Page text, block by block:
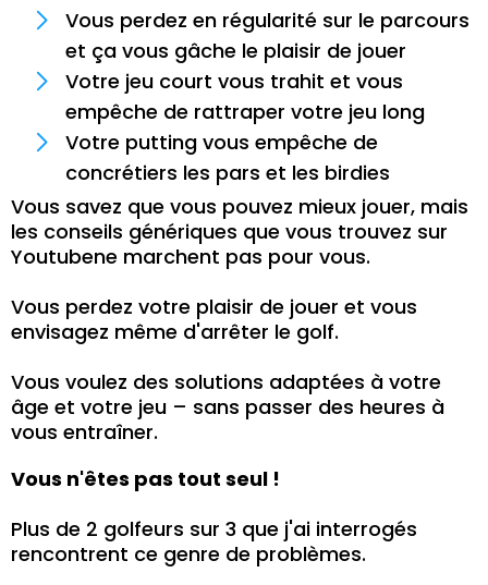
Vous perdez en régularité sur le parcours
et ça vous gâche le plaisir de jouer
Votre jeu court vous trahit et vous
empêche de rattraper votre jeu long
Votre putting vous empêche de
concrétiers les pars et les birdies
Vous savez que vous pouvez mieux jouer, mais
les conseils génériques que vous trouvez sur
Youtubene marchent pas pour vous.
Vous perdez votre plaisir de jouer et vous
envisagez même d'arrêter le golf.
Vous voulez des solutions adaptées à votre
âge et votre jeu – sans passer des heures à
vous entraîner.
Vous n'êtes pas tout seul !
Plus de 2 golfeurs sur 3 que j'ai interrogés
rencontrent ce genre de problèmes.